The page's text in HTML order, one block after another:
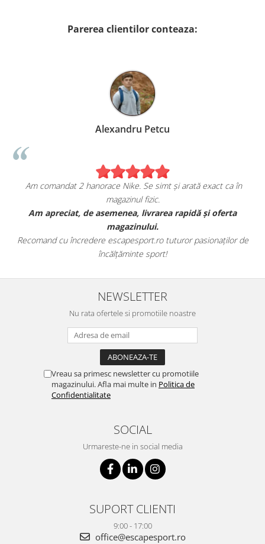
Parerea clientilor conteaza:
Se simt și arată exact ca în
livrarea rapidă și oferta
tuturor pasionaților de
Sunt foarte mulțumita
Am comandat o pereche de
Aceștia au toate
NEWSLETTER
Nu rata ofertele si promotiile noastre
Vreau sa primesc newsletter cu promotiile
magazinului. Afla mai multe in Politica de
Confidentialitate
SOCIAL
Urmareste-ne in social media
SUPORT CLIENTI
9:00 - 17:00
office@escapesport.ro